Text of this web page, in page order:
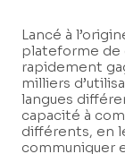
Lancé à
plateforme de
rapidement
milliers
langues
capacité à
différents, en
communiquer